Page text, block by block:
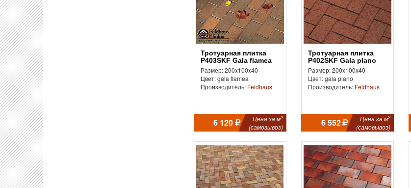
Тротуарная плитка
P403SKF Gala flamea
Размер: 200x100x40
Цвет: gala flamea
Производитель: Feldhaus
6 120 Цена за м2
(самовывоз)
Тротуарная плитка
P402SKF Gala plano
Размер: 200x100x40
Цвет: gala plano
Производитель: Feldhaus
6 552 Цена за м2
(самовывоз)